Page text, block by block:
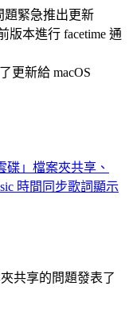
題緊急推出更新
版本進行 facetime 通
更新給 macOS
碟」檔案夾共享、
時間同步歌詞顯示
共享的問題發表了